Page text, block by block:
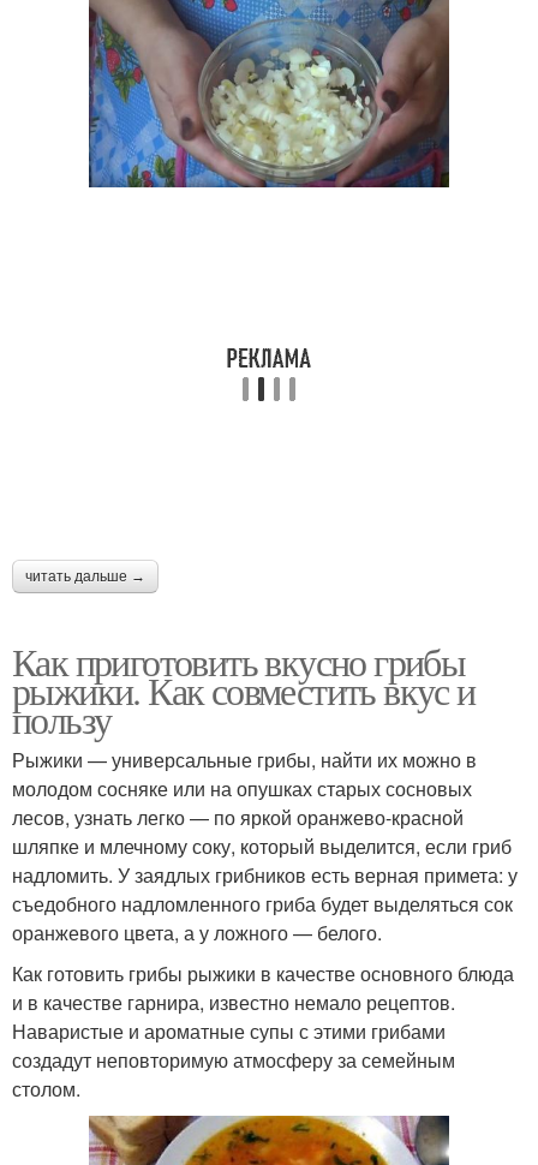
читать дальше →
Как приготовить вкусно грибы
рыжики. Как совместить вкус и
пользу
Рыжики — универсальные грибы, найти их можно в
молодом сосняке или на опушках старых сосновых
лесов, узнать легко — по яркой оранжево-красной
шляпке и млечному соку, который выделится, если гриб
надломить. У заядлых грибников есть верная примета: у
съедобного надломленного гриба будет выделяться сок
оранжевого цвета, а у ложного — белого.
Как готовить грибы рыжики в качестве основного блюда
и в качестве гарнира, известно немало рецептов.
Наваристые и ароматные супы с этими грибами
создадут неповторимую атмосферу за семейным
столом.